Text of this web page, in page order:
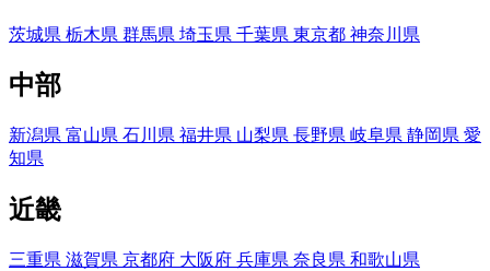
茨城県 栃木県 群馬県 埼玉県 千葉県 東京都 神奈川県
中部
新潟県 富山県 石川県 福井県 山梨県 長野県 岐阜県 静岡県 愛
知県
近畿
三重県 滋賀県 京都府 大阪府 兵庫県 奈良県 和歌山県